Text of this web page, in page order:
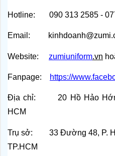
Hotline:       090 313 2585 -
Email:
Website: zumiuniform.vn
Fanpage: https://
Địa chỉ:       20 Hồ Hảo
HCM
Trụ sở:        33 Đường 48,
TP.HCM